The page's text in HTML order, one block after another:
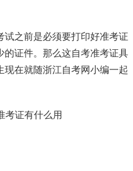
之前是必须要打印好准考证
的证件。那么这自考准考证具
在就随浙江自考网小编一起